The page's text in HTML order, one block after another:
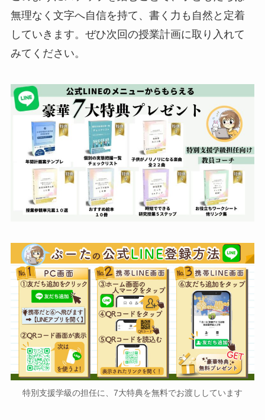
無理なく文字へ自信を持て、書く力も自然と定着
していきます。ぜひ次回の授業計画に取り入れて
みてください。
特別支援学級の担任に、7大特典を無料でお渡ししています